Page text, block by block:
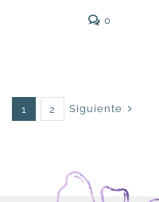
0
1 2 Siguiente